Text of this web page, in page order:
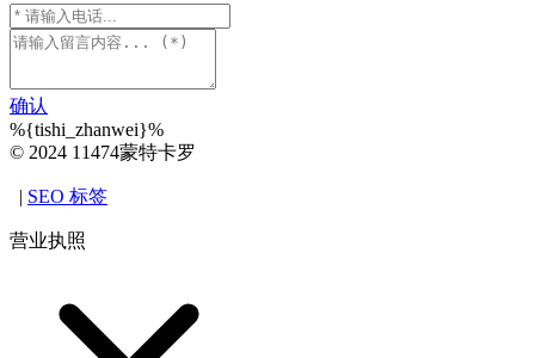
确认
%{tishi_zhanwei}%
© 2024 11474蒙特卡罗
| SEO 标签
营业执照